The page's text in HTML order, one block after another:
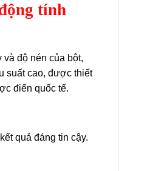
tính
và độ nén của bột,
suất cao, được thiết
điển quốc tế.
quả đáng tin cậy.